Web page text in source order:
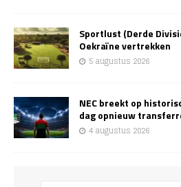
Sportlust (Derde
Oekraïne vertrekken
5 augustus 2026
NEC breekt op
dag opnieuw
4 augustus 2026